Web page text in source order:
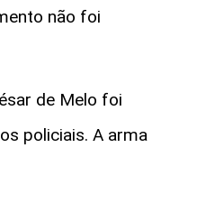
não foi
de Melo foi
policiais. A arma